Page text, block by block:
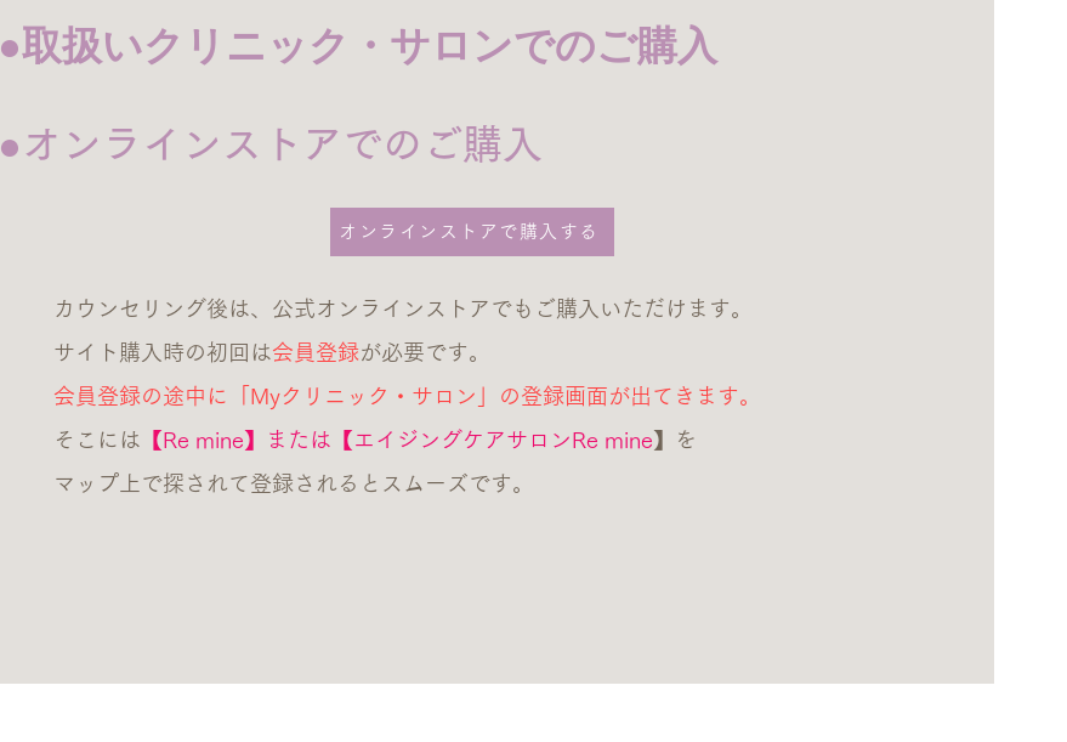
●取扱いクリニック・サロンでのご購入
●オンラインストアでのご購入
オンラインストアで購入する
カウンセリング後は、公式オンラインストアでもご購入いただけます。
サイト購入時の初回は会員登録が必要です。
会員登録の途中に「Myクリニック・サロン」の登録画面が出てきます。
そこには 【Re mine】または【エイジングケアサロンRe mine】を
マップ上で探されて登録されるとスムーズです。